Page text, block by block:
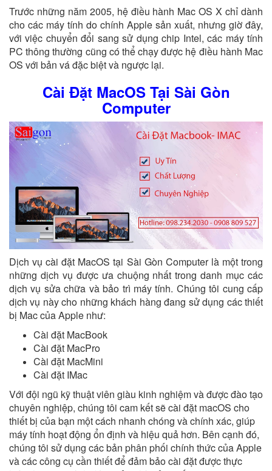
Trước những năm 2005, hệ điều hành Mac OS X chỉ dành
cho các máy tính do chính Apple sản xuất, nhưng giờ đây,
với việc chuyển đổi sang sử dụng chip Intel, các máy tính
PC thông thường cũng có thể chạy được hệ điều hành Mac
OS với bản vá đặc biệt và ngược lại.
Cài Đặt MacOS Tại Sài Gòn
Computer
Dịch vụ cài đặt MacOS tại Sài Gòn Computer là một trong
những dịch vụ được ưa chuộng nhất trong danh mục các
dịch vụ sửa chữa và bảo trì máy tính. Chúng tôi cung cấp
dịch vụ này cho những khách hàng đang sử dụng các thiết
bị Mac của Apple như:
Cài đặt MacBook
Cài đặt MacPro
Cài đặt MacMini
Cài đặt IMac
Với đội ngũ kỹ thuật viên giàu kinh nghiệm và được đào tạo
chuyên nghiệp, chúng tôi cam kết sẽ cài đặt macOS cho
thiết bị của bạn một cách nhanh chóng và chính xác, giúp
máy tính hoạt động ổn định và hiệu quả hơn. Bên cạnh đó,
chúng tôi sử dụng các bản phân phối chính thức của Apple
và các công cụ cần thiết để đảm bảo cài đặt được thực